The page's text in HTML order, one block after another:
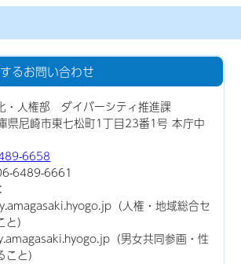
るお問い合わせ
人権部 ダイバーシティ推進課
県尼崎市東七松町1丁目23番1号 本庁中
6658
6489-6661
（人権・地域総合セ
）
（男女共同参画・性
と）